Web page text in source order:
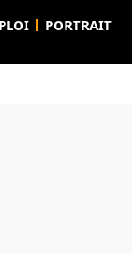
PORTRAIT